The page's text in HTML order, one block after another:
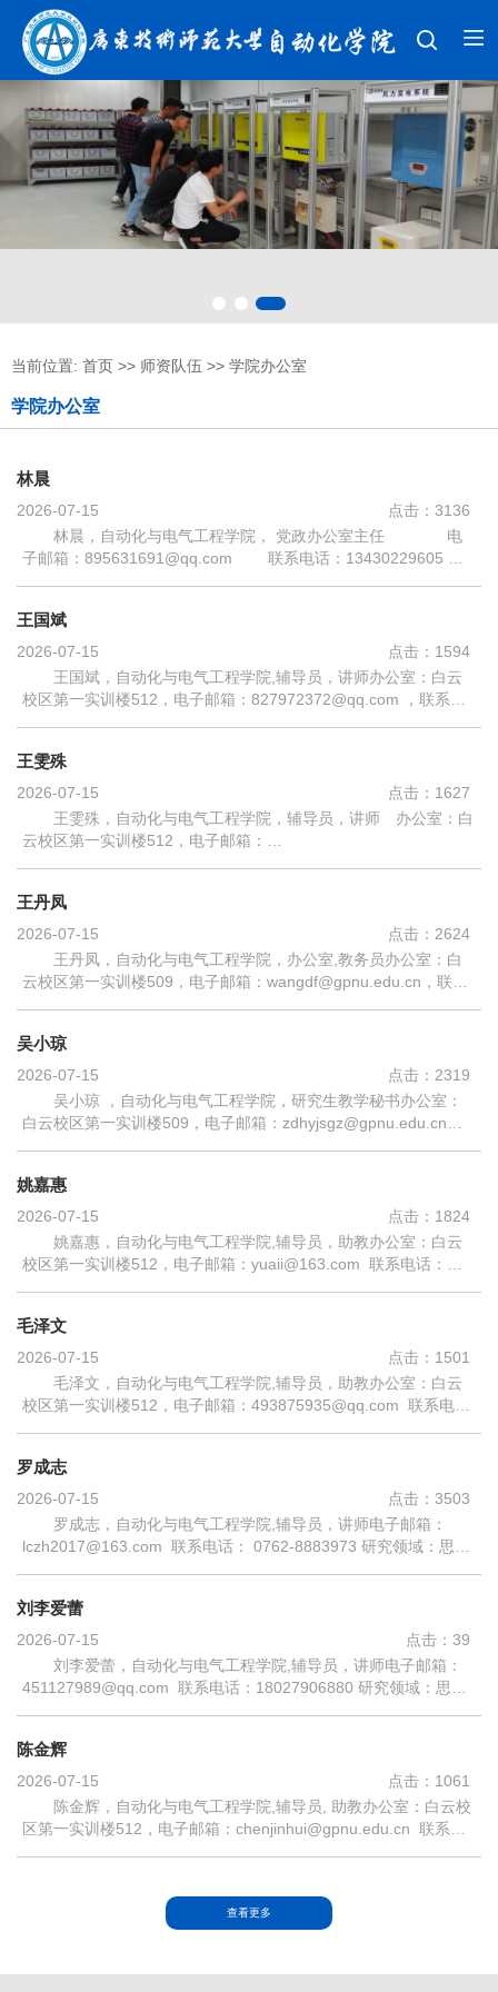
当前位置: 首页 >> 师资队伍 >> 学院办公室
学院办公室
林晨
2026-07-15 点击： 3136
林晨，自动化与电气工程学院， 党政办公室主任 电
子邮箱：895631691@qq.com 联系电话：13430229605 研
王国斌
2026-07-15 点击： 1594
王国斌，自动化与电气工程学院,辅导员，讲师办公室：白云
校区第一实训楼512，电子邮箱：827972372@qq.com ，联系电
王雯殊
2026-07-15 点击： 1627
王雯殊，自动化与电气工程学院，辅导员，讲师 办公室：白
云校区第一实训楼512，电子邮箱：
规...
王丹凤
2026-07-15 点击： 2624
王丹凤，自动化与电气工程学院，办公室,教务员办公室：白
云校区第一实训楼509，电子邮箱：wangdf@gpnu.edu.cn，联系
吴小琼
2026-07-15 点击： 2319
吴小琼 ，自动化与电气工程学院，研究生教学秘书办公室：
白云校区第一实训楼509，电子邮箱：zdhyjsgz@gpnu.edu.cn，
姚嘉惠
2026-07-15 点击： 1824
姚嘉惠，自动化与电气工程学院,辅导员，助教办公室：白云
校区第一实训楼512，电子邮箱：yuaii@163.com 联系电话：
毛泽文
2026-07-15 点击： 1501
毛泽文，自动化与电气工程学院,辅导员，助教办公室：白云
校区第一实训楼512，电子邮箱：493875935@qq.com 联系电
罗成志
2026-07-15 点击： 3503
罗成志，自动化与电气工程学院,辅导员，讲师电子邮箱：
lczh2017@163.com 联系电话： 0762-8883973 研究领域：思想
刘李爱蕾
2026-07-15 点击： 39
刘李爱蕾，自动化与电气工程学院,辅导员，讲师电子邮箱：
451127989@qq.com 联系电话：18027906880 研究领域：思想
陈金辉
2026-07-15 点击： 1061
陈金辉，自动化与电气工程学院,辅导员, 助教办公室：白云校
区第一实训楼512，电子邮箱：chenjinhui@gpnu.edu.cn 联系电
查看更多